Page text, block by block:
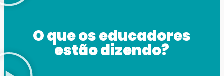
O que os educadores
estão dizendo?